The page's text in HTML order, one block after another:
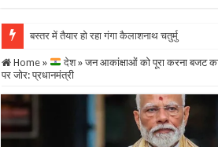
बस्तर में तैयार हो रहा गंगा कैलाशनाथ चतुर्मुख शिवालय :
Home » देश » जन आकांक्षाओं को पूरा करना बजट
पर जोर: प्रधानमंत्री